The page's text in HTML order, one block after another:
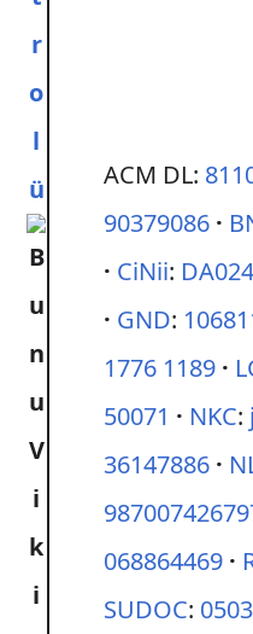
r
o
l
ü
ACM DL:
90379086
CiNii:
GND:
1776 1189
50071
NKC:
36147886
068864469
SUDOC: